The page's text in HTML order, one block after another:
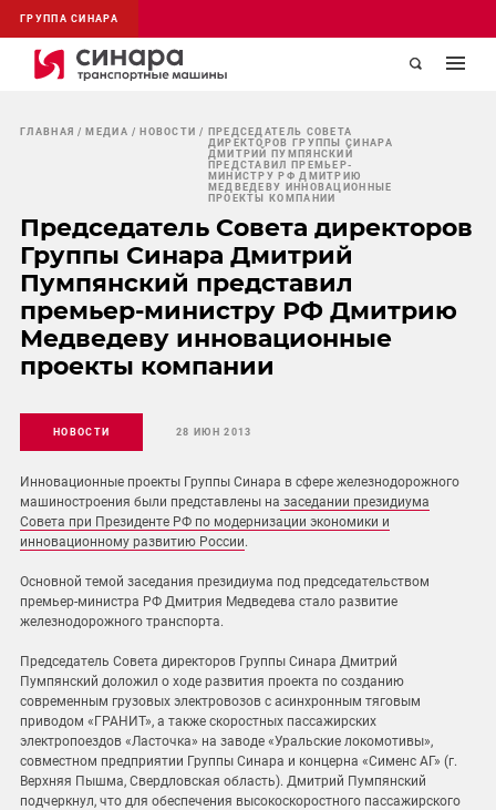
ГРУППА СИНАРА
ГЛАВНАЯ МЕДИА НОВОСТИ
ПРЕДСЕДАТЕЛЬ СОВЕТА
ДИРЕКТОРОВ ГРУППЫ СИНАРА
ДМИТРИЙ ПУМПЯНСКИЙ
ПРЕДСТАВИЛ ПРЕМЬЕР-
МИНИСТРУ РФ ДМИТРИЮ
МЕДВЕДЕВУ ИННОВАЦИОННЫЕ
ПРОЕКТЫ КОМПАНИИ
Председатель Совета директоров
Группы Синара Дмитрий
Пумпянский представил
премьер-министру РФ Дмитрию
Медведеву инновационные
проекты компании
НОВОСТИ 28 ИЮН 2013
Инновационные проекты Группы Синара в сфере железнодорожного
машиностроения были представлены на заседании президиума
Совета при Президенте РФ по модернизации экономики и
инновационному развитию России.
Основной темой заседания президиума под председательством
премьер-министра РФ Дмитрия Медведева стало развитие
железнодорожного транспорта.
Председатель Совета директоров Группы Синара Дмитрий
Пумпянский доложил о ходе развития проекта по созданию
современным грузовых электровозов с асинхронным тяговым
приводом «ГРАНИТ», а также скоростных пассажирских
электропоездов «Ласточка» на заводе «Уральские локомотивы»,
совместном предприятии Группы Синара и концерна «Сименс АГ» (г.
Верхняя Пышма, Свердловская область). Дмитрий Пумпянский
подчеркнул, что для обеспечения высокоскоростного пассажирского